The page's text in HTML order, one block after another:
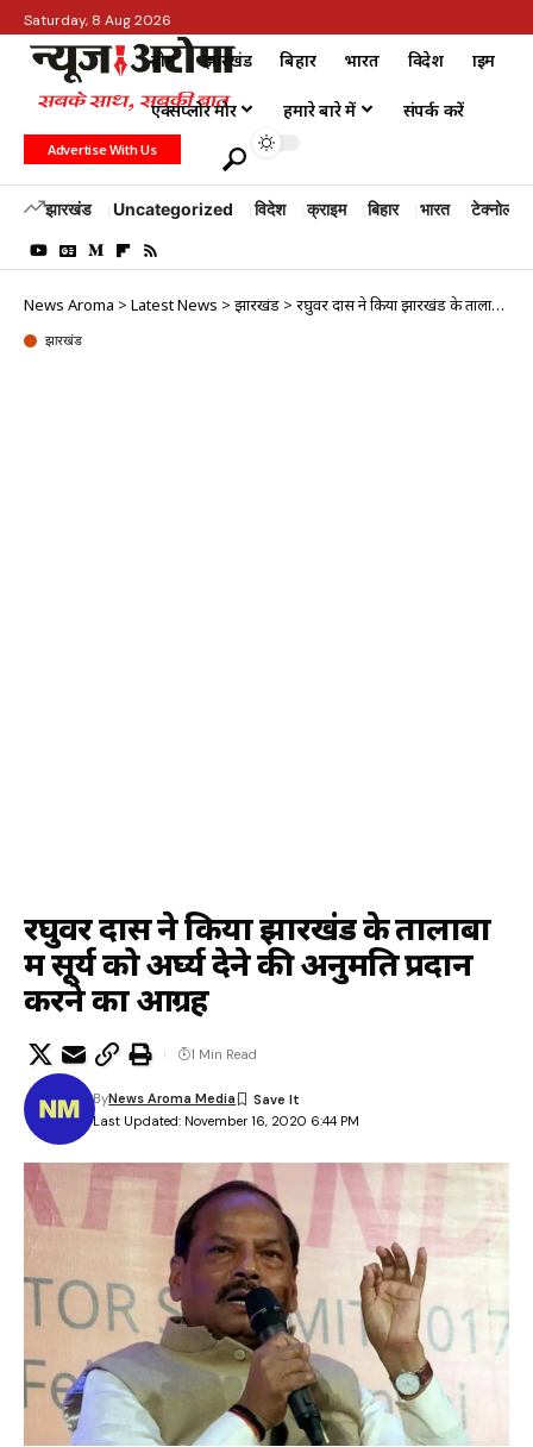
Saturday, 8 Aug 2026
होम झारखंड बिहार भारत विदेश क्राइम
एक्सप्लोर मोर हमारे बारे में संपर्क करें
Advertise With Us
झारखंड Uncategorized विदेश क्राइम बिहार भारत टेक्नोलॉजी
News Aroma > Latest News > झारखंड > रघुवर दास ने किया झारखंड के तालाबों में सूर्य को अर्घ्य देने की अनुमति प्रदान करने का आग्रह
झारखंड
रघुवर दास ने किया झारखंड के तालाबों
में सूर्य को अर्घ्य देने की अनुमति प्रदान
करने का आग्रह
Last Updated: November 16, 2020 6:44 PM
ByNews Aroma Media
1 Min Read